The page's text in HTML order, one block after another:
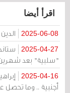
اقرأ أيضا
2025-06-08
2025-04-27
"سلبية" بعد
2025-04-16
أجنبية .. وما تحصل